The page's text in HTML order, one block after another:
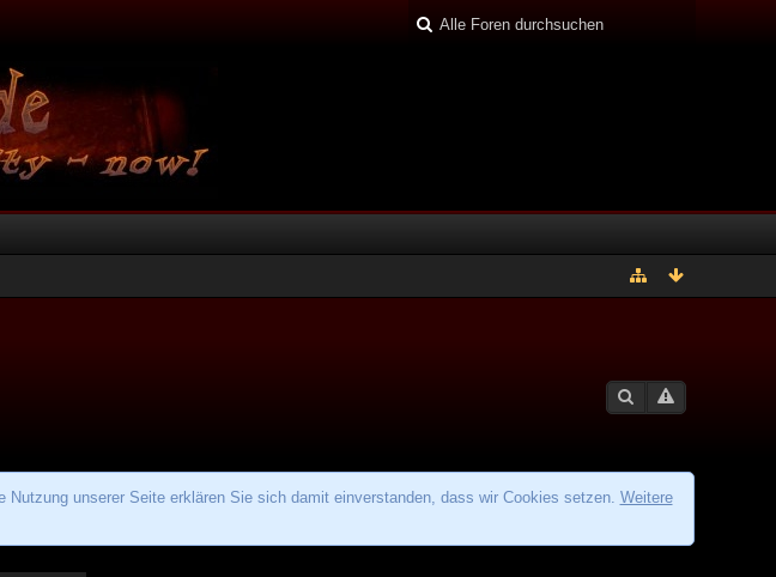
Nutzung unserer Seite erklären Sie sich damit einverstanden, dass wir Cookies setzen. Weitere